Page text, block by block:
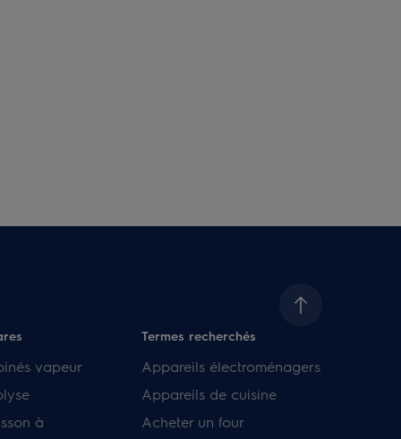
vapeur
à
Termes recherchés
Appareils électroménagers
Appareils de cuisine
Acheter un four